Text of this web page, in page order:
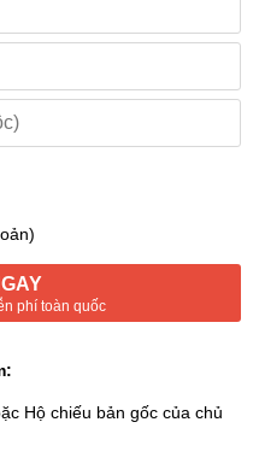
phí toàn quốc
Hộ chiếu bản gốc của chủ